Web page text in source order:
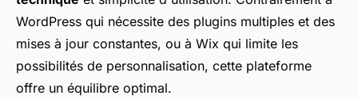
WordPress qui nécessite des plugins multiples et des
mises à jour constantes, ou à Wix qui limite les
possibilités de personnalisation, cette plateforme
offre un équilibre optimal.